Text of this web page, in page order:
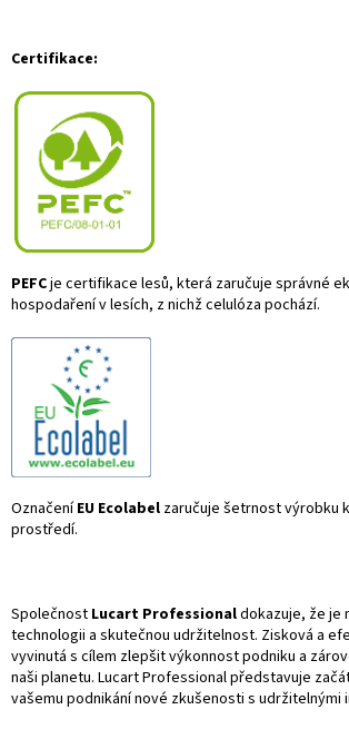
Certifikace:
PEFCje certifikace lesů, která zaručuje správné
hospodaření v lesích, z nichž celulóza pochází.
OznačeníEU Ecolabel zaručuje šetrnost výrobku
prostředí.
Společnost Lucart Professionaldokazuje, že je
technologii a skutečnou udržitelnost. Zisková a
vyvinutá s cílem zlepšit výkonnost podniku a
naši planetu. Lucart Professional představuje
vašemu podnikání nové zkušenosti s udržitelnými